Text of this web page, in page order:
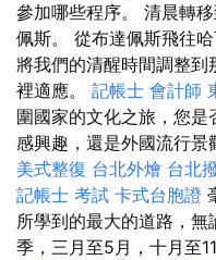
參加哪些程序。 清晨轉
佩斯。 從布達佩斯飛往
將我們的清醒時間調整
裡適應。 記帳士 會計師
圍國家的文化之旅，您
感興趣，還是外國流行景
美式整復 台北外燴 台北
記帳士 考試 卡式台胞證
所學到的最大的道路，
季，三月至5月，十月至